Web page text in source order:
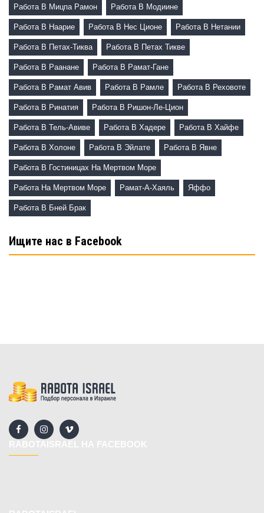
Работа В Мицпа Рамон Работа В Модиине
Работа В Наарие Работа В Нес Ционе Работа В Нетании
Работа В Петах-Тиква Работа В Петах Тикве
Работа В Раанане Работа В Рамат-Гане
Работа В Рамат Авив Работа В Рамле Работа В Реховоте
Работа В Ринатия Работа В Ришон-Ле-Цион
Работа В Тель-Авиве Работа В Хадере Работа В Хайфе
Работа В Холоне Работа В Эйлате Работа В Явне
Работа В Гостиницах На Мертвом Море
Работа На Мертвом Море Рамат-А-Хаяль Яффо
Работа В Бней Брак
Ищите нас в Facebook